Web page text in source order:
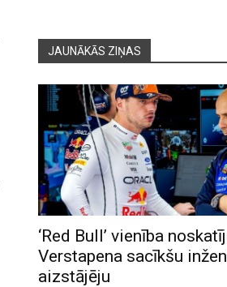
JAUNĀKĀS ZIŅAS
‘Red Bull’ vienība
Verstapena sacīkšu
aizstājēju